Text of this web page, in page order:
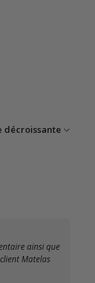
décroissante
ainsi que
Matelas